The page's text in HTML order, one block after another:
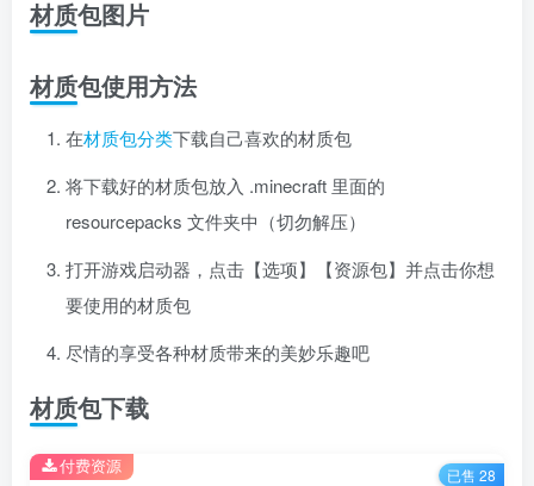
材质包图片
材质包使用方法
在材质包分类下载自己喜欢的材质包
将下载好的材质包放入 .minecraft 里面的
resourcepacks 文件夹中（切勿解压）
打开游戏启动器，点击【选项】【资源包】并点击你想
要使用的材质包
尽情的享受各种材质带来的美妙乐趣吧
材质包下载
付费资源 已售 28